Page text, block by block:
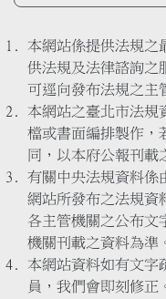
本網站係提供法規之
供法規及法律諮詢之
可逕向發布法規之主
本網站之臺北市法規
檔或書面編排製作，
同，以本府公報刊載
有關中央法規資料係
網站所發布之法規資
各主管機關之公布文
機關刊載之資料為準
本網站資料如有文字
員，我們會即刻修正